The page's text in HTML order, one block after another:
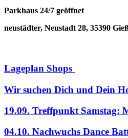
Parkhaus 24/7 geöffnet
neustädter, Neustadt 28, 35390
Lageplan Shops
Wir suchen Dich und Dein
19.09. Treffpunkt Samstag:
04.10. Nachwuchs Dance